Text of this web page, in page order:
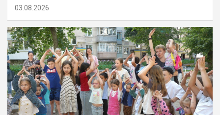
03.08.2026